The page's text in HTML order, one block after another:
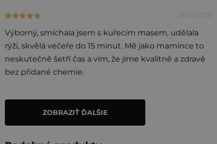
n
o
t
e
n
Hodnotenie produktu je 5 z 5 hviezdičiek. 21.04.2026
Výborný, smíchala jsem s kuřecím masem, udělala
rýži, skvělá večeře do 15 minut. Mě jako mamince to
neskutečně šetří čas a vím, že jíme kvalitně a zdravě
bez přidané chemie.
v
ZOBRAZIŤ ĎALŠIE